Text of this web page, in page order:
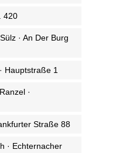
420
· An Der Burg
Hauptstraße 1
·
Straße 88
· Echternacher